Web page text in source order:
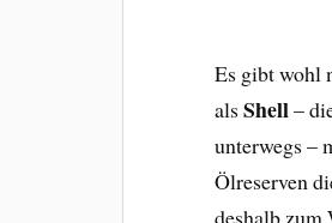
Es gibt wohl
alsShell–
unterwegs –
Ölreserven
deshalb zum